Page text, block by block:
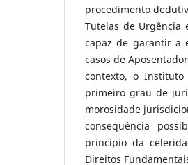
procedimento
Tutelas de Urgência
capaz de garantir a
casos de
contexto, o
primeiro grau de
morosidade
consequência
princípio da
Direitos